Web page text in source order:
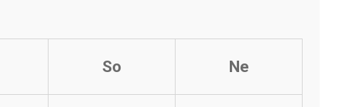
So Ne